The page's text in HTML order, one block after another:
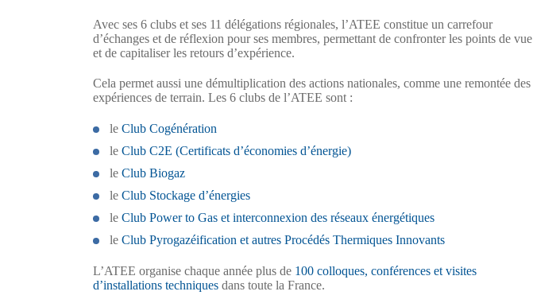
Avec ses 6 clubs et ses 11 délégations régionales, l’ATEE constitue un carrefour
d’échanges et de réflexion pour ses membres, permettant de confronter les points de vue
et de capitaliser les retours d’expérience.
Cela permet aussi une démultiplication des actions nationales, comme une remontée des
expériences de terrain. Les 6 clubs de l’ATEE sont :
le Club Cogénération
le Club C2E (Certificats d’économies d’énergie)
le Club Biogaz
le Club Stockage d’énergies
le Club Power to Gas et interconnexion des réseaux énergétiques
le Club Pyrogazéification et autres Procédés Thermiques Innovants
L’ATEE organise chaque année plus de 100 colloques, conférences et visites
d’installations techniques dans toute la France.